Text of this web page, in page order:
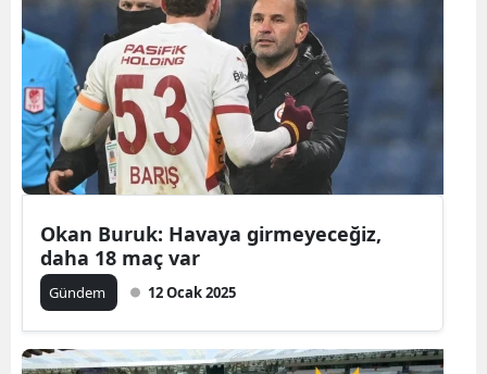
Okan Buruk: Havaya girmeyeceğiz,
daha 18 maç var
Gündem 12 Ocak 2025